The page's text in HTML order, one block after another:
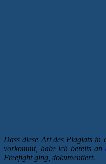
Dass diese Art des Plagiats in
vorkommt, habe ich bereits an
Freefight ging, dokumentiert.